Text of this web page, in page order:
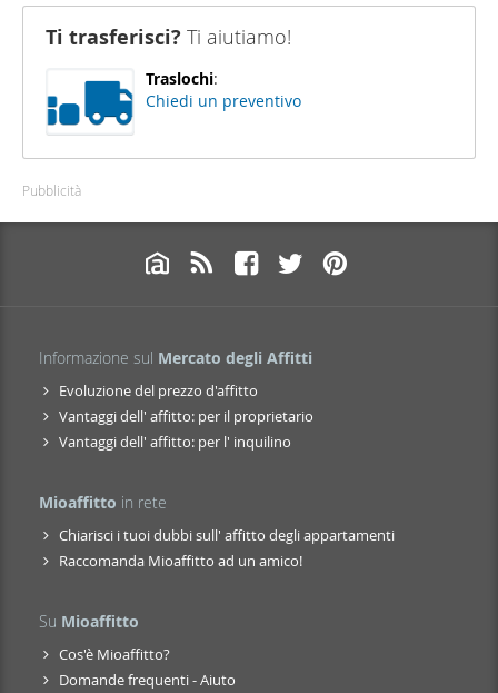
Ti trasferisci? Ti aiutiamo!
Traslochi:
Chiedi un preventivo
Pubblicità
Informazione sul Mercato degli Affitti
Evoluzione del prezzo d'affitto
Vantaggi dell' affitto: per il proprietario
Vantaggi dell' affitto: per l' inquilino
Mioaffitto in rete
Chiarisci i tuoi dubbi sull' affitto degli appartamenti
Raccomanda Mioaffitto ad un amico!
Su Mioaffitto
Cos'è Mioaffitto?
Domande frequenti - Aiuto